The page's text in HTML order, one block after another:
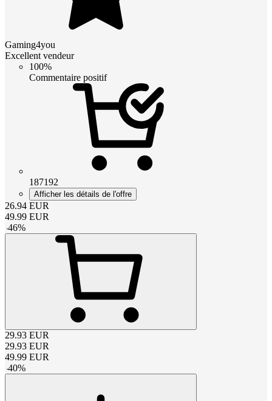
Gaming4you
Excellent vendeur
100%
Commentaire positif
187192
Afficher les détails de l'offre
26.94 EUR
49.99 EUR
-46%
29.93 EUR
29.93 EUR
49.99 EUR
-40%